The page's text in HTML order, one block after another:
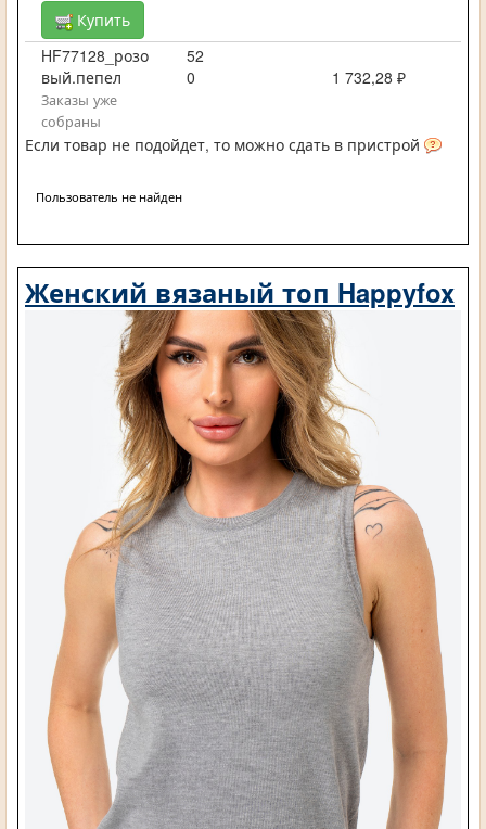
Купить
HF77128_розо
вый.пепел
52
0
1 732,28 ₽
Заказы уже
собраны
Если товар не подойдет, то можно сдать в пристрой
Пользователь не найден
Женский вязаный топ Happyfox